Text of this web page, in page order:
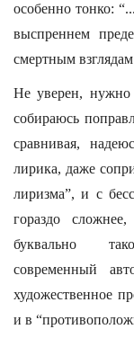
особенно тонко:
выспреннем
смертным
Не уверен, нужно
собираюсь
сравнивая,
лирика, даже
лиризма”, и с
гораздо
буквально
современный
художественное
и в